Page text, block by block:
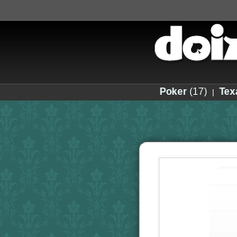
Poker (17) |